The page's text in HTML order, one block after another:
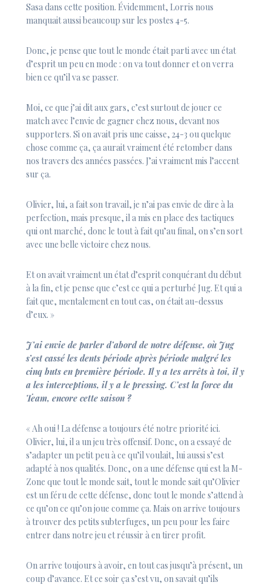
Sasa dans cette position. Évidemment, Lorris nous
manquait aussi beaucoup sur les postes 4-5.
Donc, je pense que tout le monde était parti avec un état
d’esprit un peu en mode : on va tout donner et on verra
bien ce qu’il va se passer.
Moi, ce que j’ai dit aux gars, c’est surtout de jouer ce
match avec l’envie de gagner chez nous, devant nos
supporters. Si on avait pris une caisse, 24-3 ou quelque
chose comme ça, ça aurait vraiment été retomber dans
nos travers des années passées. J’ai vraiment mis l’accent
sur ça.
Olivier, lui, a fait son travail, je n’ai pas envie de dire à la
perfection, mais presque, il a mis en place des tactiques
qui ont marché, donc le tout à fait qu’au final, on s’en sort
avec une belle victoire chez nous.
Et on avait vraiment un état d’esprit conquérant du début
à la fin, et je pense que c’est ce qui a perturbé Jug. Et qui a
fait que, mentalement en tout cas, on était au-dessus
d’eux. »
J’ai envie de parler d’abord de notre défense, où Jug
s’est cassé les dents période après période malgré les
cinq buts en première période. Il y a tes arrêts à toi, il y
a les interceptions, il y a le pressing. C’est la force du
Team, encore cette saison ?
« Ah oui ! La défense a toujours été notre priorité ici.
Olivier, lui, il a un jeu très offensif. Donc, on a essayé de
s’adapter un petit peu à ce qu’il voulait, lui aussi s’est
adapté à nos qualités. Donc, on a une défense qui est la M-
Zone que tout le monde sait, tout le monde sait qu’Olivier
est un féru de cette défense, donc tout le monde s’attend à
ce qu’on ce qu’on joue comme ça. Mais on arrive toujours
à trouver des petits subterfuges, un peu pour les faire
entrer dans notre jeu et réussir à en tirer profit.
On arrive toujours à avoir, en tout cas jusqu’à présent, un
coup d’avance. Et ce soir ça s’est vu, on savait qu’ils